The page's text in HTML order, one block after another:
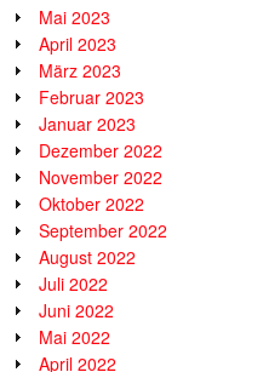
Mai 2023
April 2023
März 2023
Februar 2023
Januar 2023
Dezember 2022
November 2022
Oktober 2022
September 2022
August 2022
Juli 2022
Juni 2022
Mai 2022
April 2022